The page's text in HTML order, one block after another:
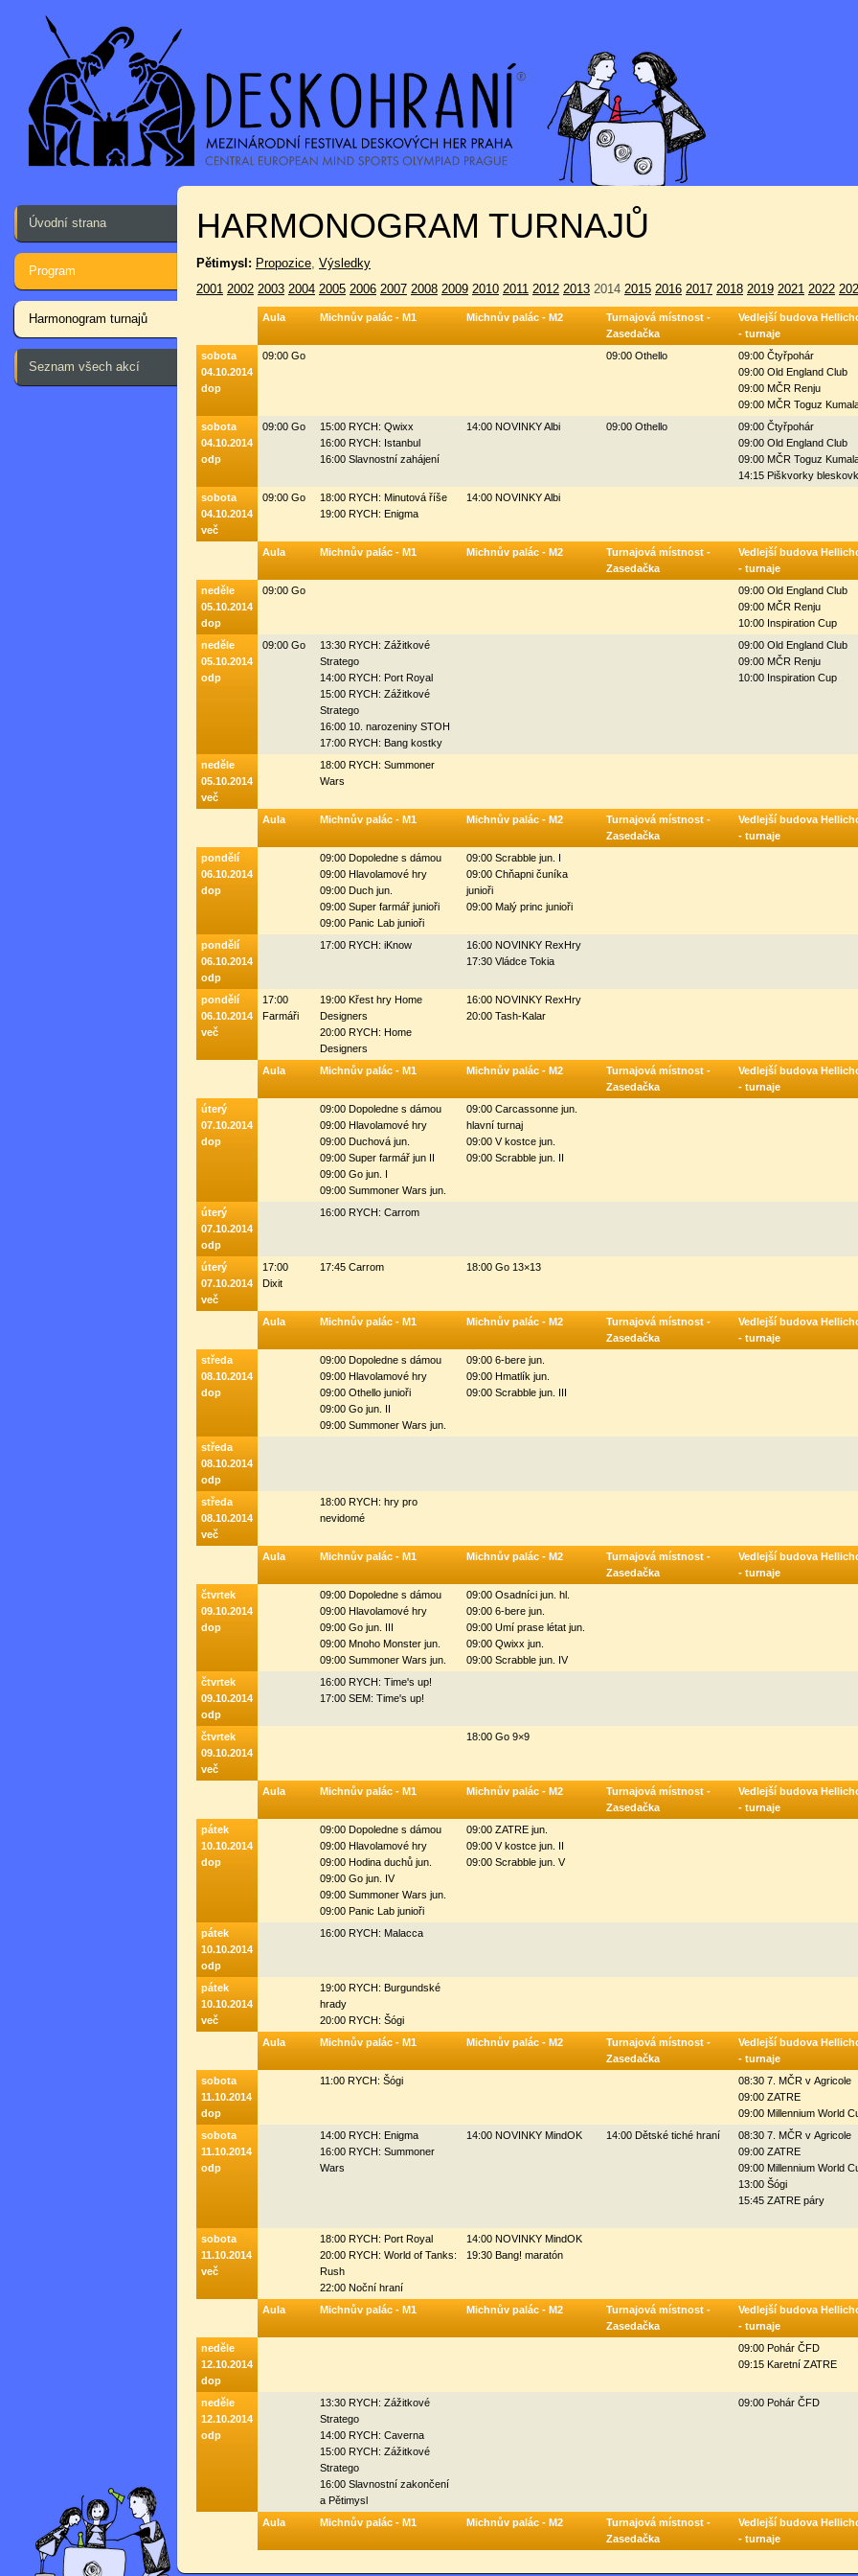
Úvodní strana
Program
Harmonogram turnajů
Seznam všech akcí
HARMONOGRAM TURNAJŮ
Pětimysl: Propozice, Výsledky
2001 2002 2003 2004 2005 2006 2007 2008 2009 2010 2011 2012 2013 2014 2015 2016 2017 2018 2019 2021 2022
Aula Michnův palác - M1 Michnův palác - M2
Turnajová místnost -
Zasedačka
Vedlejší budova
- turnaje
sobota
04.10.2014
dop
09:00 Go 09:00 Othello
09:00 Čtyřpohár
09:00 Old England Club
09:00 MČR Renju
09:00 MČR Toguz
sobota
04.10.2014
odp
09:00 Go
15:00 RYCH: Qwixx
16:00 RYCH: Istanbul
16:00 Slavnostní zahájení
14:00 NOVINKY Albi 09:00 Othello
09:00 Čtyřpohár
09:00 Old England Club
09:00 MČR Toguz
14:15 Piškvorky
sobota
04.10.2014
več
09:00 Go
18:00 RYCH: Minutová říše
19:00 RYCH: Enigma
14:00 NOVINKY Albi
Aula
Michnův palác - M1 Michnův palác - M2
Turnajová místnost -
Zasedačka
Vedlejší budova
- turnaje
neděle
05.10.2014
dop
09:00 Go
09:00 Old England Club
09:00 MČR Renju
10:00 Inspiration Cup
neděle
05.10.2014
odp
09:00 Go
13:30 RYCH: Zážitkové
Stratego
14:00 RYCH: Port Royal
15:00 RYCH: Zážitkové
Stratego
16:00 10. narozeniny STOH
17:00 RYCH: Bang kostky
09:00 Old England Club
09:00 MČR Renju
10:00 Inspiration Cup
neděle
05.10.2014
več
18:00 RYCH: Summoner
Wars
Aula
Michnův palác - M1 Michnův palác - M2
Turnajová místnost -
Zasedačka
Vedlejší budova
- turnaje
pondělí
06.10.2014
dop
09:00 Dopoledne s dámou
09:00 Hlavolamové hry
09:00 Duch jun.
09:00 Super farmář junioři
09:00 Panic Lab junioři
09:00 Scrabble jun. I
09:00 Chňapni čuníka
junioři
09:00 Malý princ junioři
pondělí
06.10.2014
odp
17:00 RYCH: iKnow
16:00 NOVINKY RexHry
17:30 Vládce Tokia
pondělí
06.10.2014
več
17:00
Farmáři
19:00 Křest hry Home
Designers
20:00 RYCH: Home
Designers
16:00 NOVINKY RexHry
20:00 Tash-Kalar
Aula Michnův palác - M1 Michnův palác - M2
Turnajová místnost -
Zasedačka
Vedlejší budova
- turnaje
úterý
07.10.2014
dop
09:00 Dopoledne s dámou
09:00 Hlavolamové hry
09:00 Duchová jun.
09:00 Super farmář jun II
09:00 Go jun. I
09:00 Summoner Wars jun.
09:00 Carcassonne jun.
hlavní turnaj
09:00 V kostce jun.
09:00 Scrabble jun. II
úterý
07.10.2014
odp
16:00 RYCH: Carrom
úterý
07.10.2014
več
17:00
Dixit
17:45 Carrom 18:00 Go 13×13
Aula
Michnův palác - M1 Michnův palác - M2
Turnajová místnost -
Zasedačka
Vedlejší budova
- turnaje
středa
08.10.2014
dop
09:00 Dopoledne s dámou
09:00 Hlavolamové hry
09:00 Othello junioři
09:00 Go jun. II
09:00 Summoner Wars jun.
09:00 6-bere jun.
09:00 Hmatlík jun.
09:00 Scrabble jun. III
středa
08.10.2014
odp
středa
08.10.2014
več
18:00 RYCH: hry pro
nevidomé
Aula
Michnův palác - M1 Michnův palác - M2
Turnajová místnost -
Zasedačka
Vedlejší budova
- turnaje
čtvrtek
09.10.2014
dop
09:00 Dopoledne s dámou
09:00 Hlavolamové hry
09:00 Go jun. III
09:00 Mnoho Monster jun.
09:00 Summoner Wars jun.
09:00 Osadníci jun. hl.
09:00 6-bere jun.
09:00 Umí prase létat jun.
09:00 Qwixx jun.
09:00 Scrabble jun. IV
čtvrtek
09.10.2014
odp
16:00 RYCH: Time's up!
17:00 SEM: Time's up!
čtvrtek
09.10.2014
več
18:00 Go 9×9
Aula
Michnův palác - M1 Michnův palác - M2
Turnajová místnost -
Zasedačka
Vedlejší budova
- turnaje
pátek
10.10.2014
dop
09:00 Dopoledne s dámou
09:00 Hlavolamové hry
09:00 Hodina duchů jun.
09:00 Go jun. IV
09:00 Summoner Wars jun.
09:00 Panic Lab junioři
09:00 ZATRE jun.
09:00 V kostce jun. II
09:00 Scrabble jun. V
pátek
10.10.2014
odp
16:00 RYCH: Malacca
pátek
10.10.2014
več
19:00 RYCH: Burgundské
hrady
20:00 RYCH: Šógi
Aula
Michnův palác - M1 Michnův palác - M2
Turnajová místnost -
Zasedačka
Vedlejší budova
- turnaje
sobota
11.10.2014
dop
11:00 RYCH: Šógi
08:30 7. MČR v Agricole
09:00 ZATRE
09:00 Millennium World
sobota
11.10.2014
odp
14:00 RYCH: Enigma
16:00 RYCH: Summoner
Wars
14:00 NOVINKY MindOK 14:00 Dětské tiché hraní
08:30 7. MČR v Agricole
09:00 ZATRE
09:00 Millennium World
13:00 Šógi
15:45 ZATRE páry
sobota
11.10.2014
več
18:00 RYCH: Port Royal
20:00 RYCH: World of Tanks:
Rush
22:00 Noční hraní
14:00 NOVINKY MindOK
19:30 Bang! maratón
Aula Michnův palác - M1 Michnův palác - M2
Turnajová místnost -
Zasedačka
Vedlejší budova
- turnaje
neděle
12.10.2014
dop
09:00 Pohár ČFD
09:15 Karetní ZATRE
neděle
12.10.2014
odp
13:30 RYCH: Zážitkové
Stratego
14:00 RYCH: Caverna
15:00 RYCH: Zážitkové
Stratego
16:00 Slavnostní zakončení
a Pětimysl
09:00 Pohár ČFD
Aula Michnův palác - M1 Michnův palác - M2
Turnajová místnost -
Zasedačka
Vedlejší budova
- turnaje